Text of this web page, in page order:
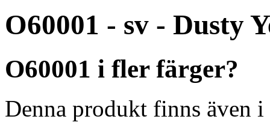
O60001 - sv - Dusty
O60001 i fler färger?
Denna produkt finns även